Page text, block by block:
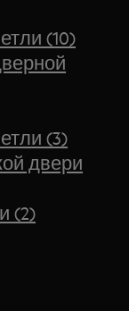
(10)
(3)
двери
(2)